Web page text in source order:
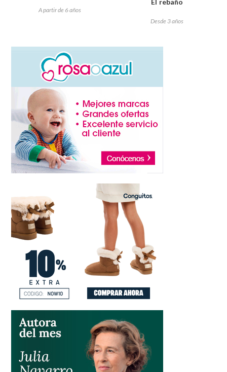
A partir de 6 años
Desde 3 años